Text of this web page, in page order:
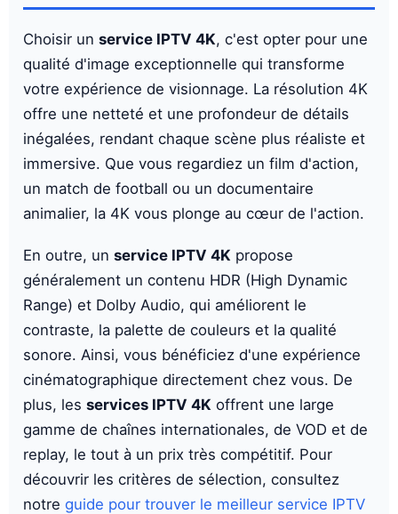
Choisir un service IPTV 4K, c'est opter pour une
qualité d'image exceptionnelle qui transforme
votre expérience de visionnage. La résolution 4K
offre une netteté et une profondeur de détails
inégalées, rendant chaque scène plus réaliste et
immersive. Que vous regardiez un film d'action,
un match de football ou un documentaire
animalier, la 4K vous plonge au cœur de l'action.
En outre, un service IPTV 4K propose
généralement un contenu HDR (High Dynamic
Range) et Dolby Audio, qui améliorent le
contraste, la palette de couleurs et la qualité
sonore. Ainsi, vous bénéficiez d'une expérience
cinématographique directement chez vous. De
plus, les services IPTV 4K offrent une large
gamme de chaînes internationales, de VOD et de
replay, le tout à un prix très compétitif. Pour
découvrir les critères de sélection, consultez
notre guide pour trouver le meilleur service IPTV